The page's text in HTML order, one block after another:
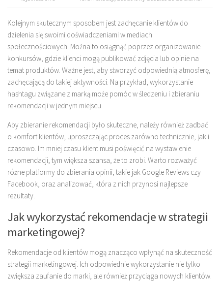
Kolejnym skutecznym sposobem jest zachęcanie klientów do
dzielenia się swoimi doświadczeniami w mediach
społecznościowych. Można to osiągnąć poprzez organizowanie
konkursów, gdzie klienci mogą publikować zdjęcia lub opinie na
temat produktów. Ważne jest, aby stworzyć odpowiednią atmosferę,
zachęcającą do takiej aktywności. Na przykład, wykorzystanie
hashtagu związane z marką może pomóc w śledzeniu i zbieraniu
rekomendacji w jednym miejscu.
Aby zbieranie rekomendacji było skuteczne, należy również zadbać
o komfort klientów, uproszczając proces zarówno technicznie, jak i
czasowo. Im mniej czasu klient musi poświęcić na wystawienie
rekomendacji, tym większa szansa, że to zrobi. Warto rozważyć
różne platformy do zbierania opinii, takie jak Google Reviews czy
Facebook, oraz analizować, która z nich przynosi najlepsze
rezultaty.
Jak wykorzystać rekomendacje w strategii
marketingowej?
Rekomendacje od klientów mogą znacząco wpłynąć na skuteczność
strategii marketingowej. Ich odpowiednie wykorzystanie nie tylko
zwiększa zaufanie do marki, ale również przyciąga nowych klientów.